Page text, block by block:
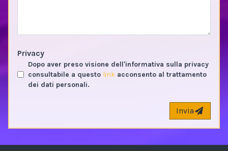
Privacy
Dopo aver preso visione dell'informativa sulla privacy
consultabile a questo link acconsento al trattamento
dei dati personali.
Invia